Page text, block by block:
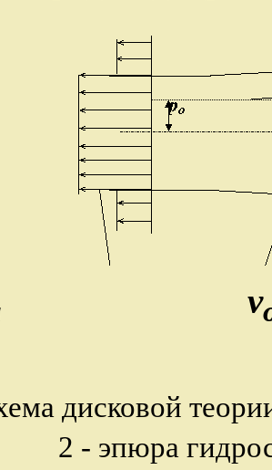
v
дисковой
2 - эпюра